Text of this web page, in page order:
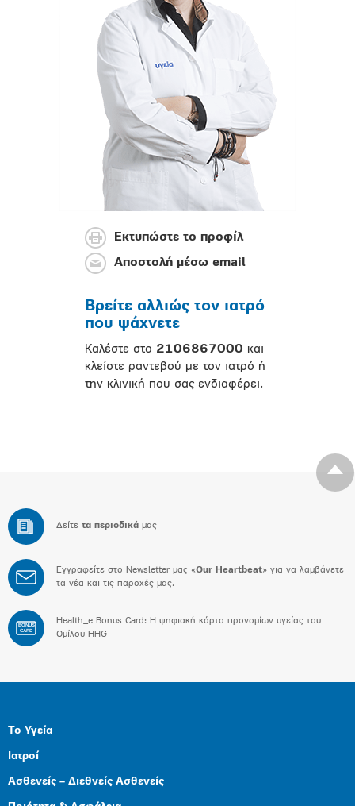
Εκτυπώστε το προφίλ
Αποστολή μέσω email
Βρείτε αλλιώς τον ιατρό
που ψάχνετε
Καλέστε στο 2106867000 και
κλείστε ραντεβού με τον ιατρό ή
την κλινική που σας ενδιαφέρει.
Δείτε τα περιοδικά μας
Εγγραφείτε στο Newsletter μας «Our Heartbeat» για να λαμβάνετε
τα νέα και τις παροχές μας.
BONUS
CARD
Health_e Bonus Card: H ψηφιακή κάρτα προνομίων υγείας του
Ομίλου HHG
Το Υγεία
Ιατροί
Ασθενείς – Διεθνείς Ασθενείς